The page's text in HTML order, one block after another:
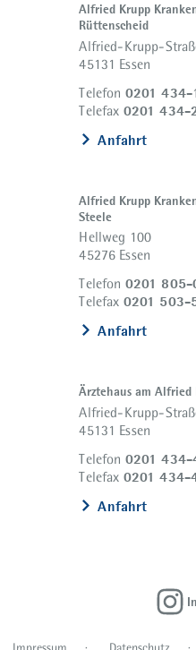
Alfried Krupp
Rüttenscheid
Alfried-Krupp-
45131 Essen
Telefon 0201 434-
Telefax 0201 434-
Anfahrt
Alfried Krupp
Steele
Hellweg 100
45276 Essen
Telefon 0201 805-
Telefax 0201 503-
Anfahrt
Ärztehaus am Alfried
Alfried-Krupp-
45131 Essen
Telefon 0201 434-
Telefax 0201 434-
Anfahrt